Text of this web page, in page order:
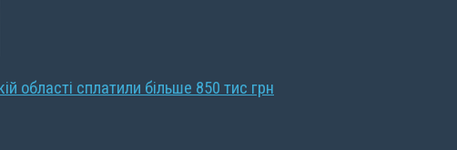
області сплатили більше 850 тис грн